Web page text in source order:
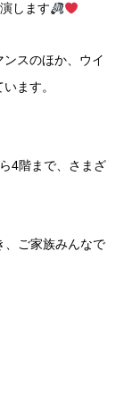
します
スのほか、ウイ
ます。
4階まで、さまざ
、ご家族みんなで